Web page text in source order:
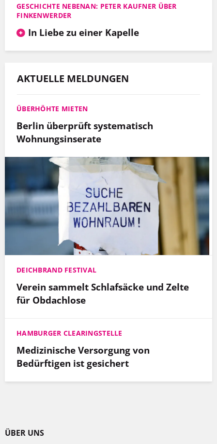
GESCHICHTE NEBENAN: PETER KAUFNER ÜBER
FINKENWERDER
In Liebe zu einer Kapelle
AKTUELLE MELDUNGEN
ÜBERHÖHTE MIETEN
Berlin überprüft systematisch
Wohnungsinserate
DEICHBRAND FESTIVAL
Verein sammelt Schlafsäcke und Zelte
für Obdachlose
HAMBURGER CLEARINGSTELLE
Medizinische Versorgung von
Bedürftigen ist gesichert
ÜBER UNS